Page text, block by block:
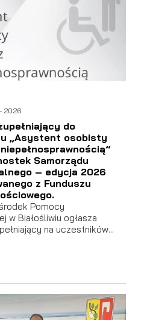
2026
do
„Asystent osobisty
Samorządu
– edycja 2026
z Funduszu
Pomocy
w Białośliwiu ogłasza
na uczestników...